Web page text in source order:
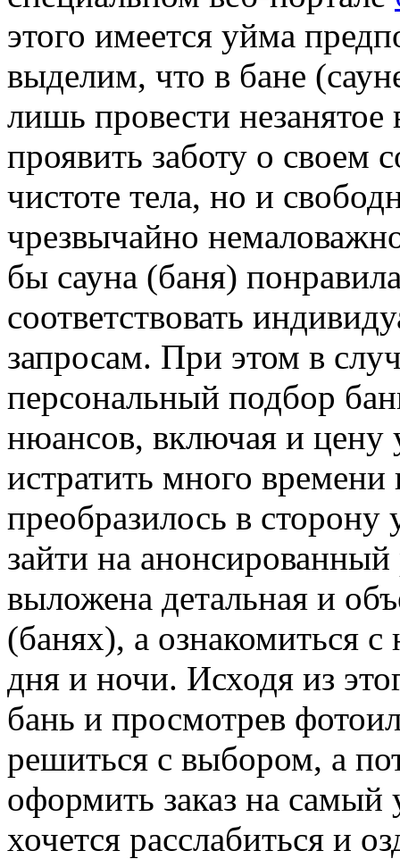
этого имеется уйма
выделим, что в бане
лишь провести
проявить заботу о своем
чистоте тела, но и
чрезвычайно
бы сауна (баня)
соответствовать
запросам. При этом в
персональный подбор
нюансов, включая и
истратить много
преобразилось в
зайти на
выложена детальная и
(банях), а ознакомиться
дня и ночи. Исходя из
бань и просмотрев
решиться с выбором, а
оформить заказ на
хочется расслабиться и